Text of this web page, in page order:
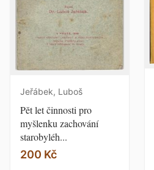
Jeřábek, Luboš
Pět let činnosti pro
myšlenku zachování
starobyléh...
200 Kč